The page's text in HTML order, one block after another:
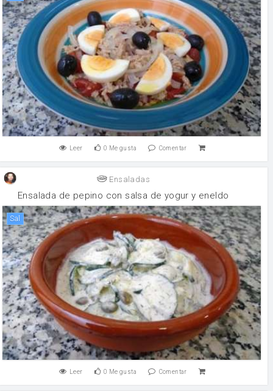
Leer 0 Me gusta Comentar
Ensaladas
Ensalada de pepino con salsa de yogur y eneldo
sal
Leer 0 Me gusta Comentar